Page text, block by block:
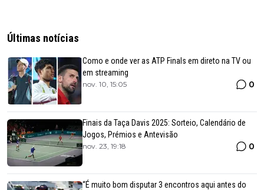
Últimas notícias
Como e onde ver as ATP Finals em direto na TV ou
em streaming
nov. 10, 15:05 0
Finais da Taça Davis 2025: Sorteio, Calendário de
Jogos, Prémios e Antevisão
nov. 23, 19:18 0
“É muito bom disputar 3 encontros aqui antes do